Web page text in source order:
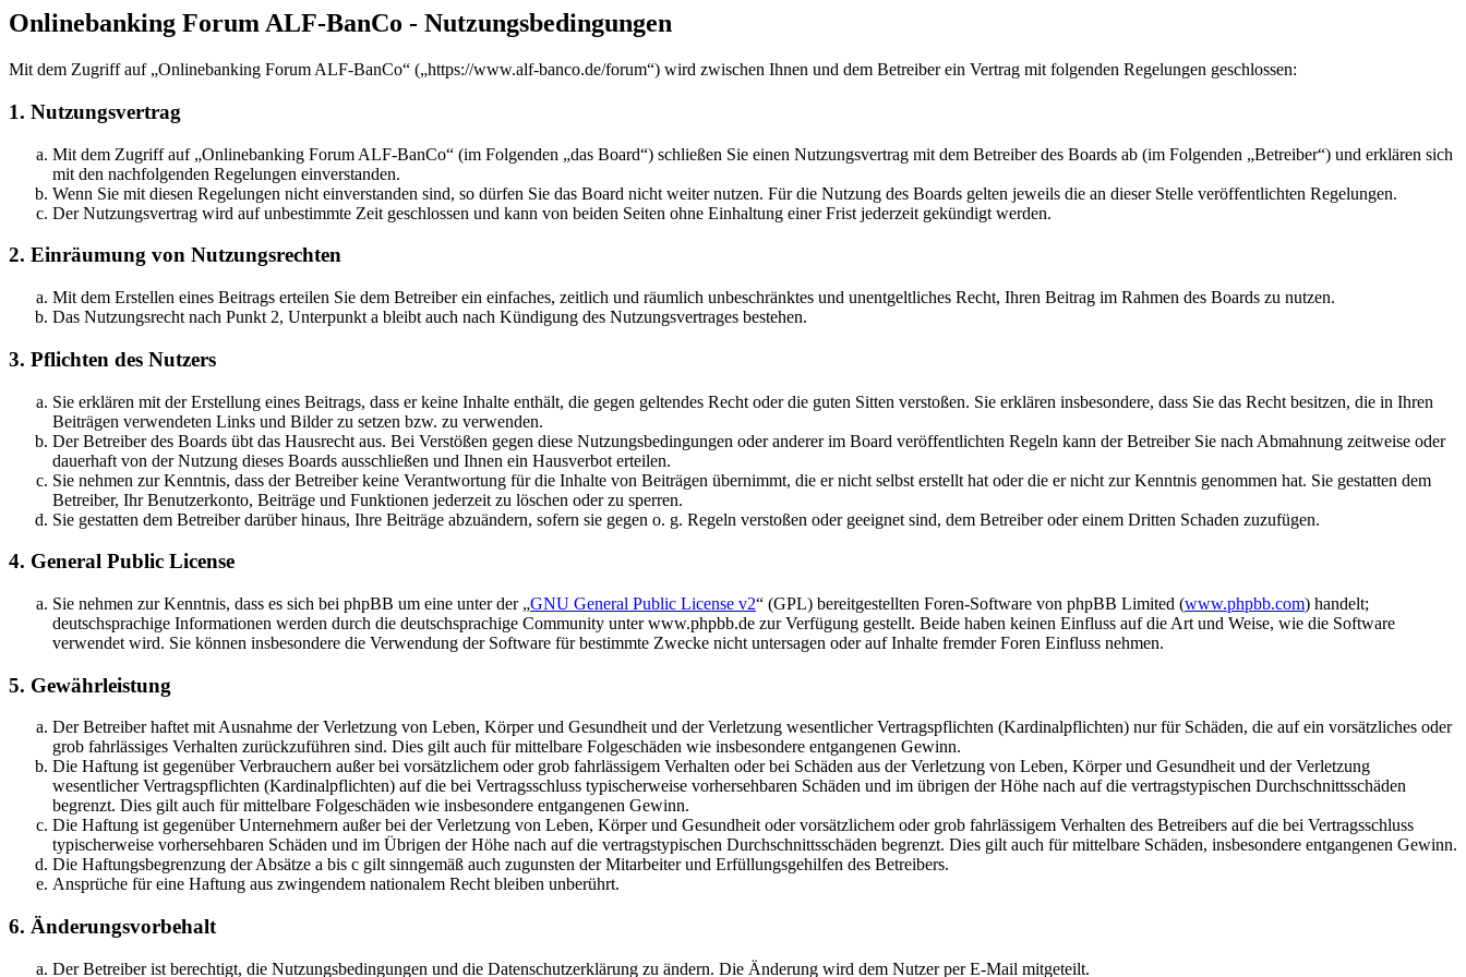
Onlinebanking Forum ALF-BanCo - Nutzungsbedingungen
Mit dem Zugriff auf „Onlinebanking Forum ALF-BanCo“ („https://www.alf-banco.de/forum“) wird zwischen Ihnen und dem Betreiber ein Vertrag mit folgenden Regelungen geschlossen:
1. Nutzungsvertrag
Mit dem Zugriff auf „Onlinebanking Forum ALF-BanCo“ (im Folgenden „das Board“) schließen Sie einen Nutzungsvertrag mit dem Betreiber des Boards ab (im Folgenden „Betreiber“) und erklären sich
mit den nachfolgenden Regelungen einverstanden.
Wenn Sie mit diesen Regelungen nicht einverstanden sind, so dürfen Sie das Board nicht weiter nutzen. Für die Nutzung des Boards gelten jeweils die an dieser Stelle veröffentlichten Regelungen.
Der Nutzungsvertrag wird auf unbestimmte Zeit geschlossen und kann von beiden Seiten ohne Einhaltung einer Frist jederzeit gekündigt werden.
2. Einräumung von Nutzungsrechten
Mit dem Erstellen eines Beitrags erteilen Sie dem Betreiber ein einfaches, zeitlich und räumlich unbeschränktes und unentgeltliches Recht, Ihren Beitrag im Rahmen des Boards zu nutzen.
Das Nutzungsrecht nach Punkt 2, Unterpunkt a bleibt auch nach Kündigung des Nutzungsvertrages bestehen.
3. Pflichten des Nutzers
Sie erklären mit der Erstellung eines Beitrags, dass er keine Inhalte enthält, die gegen geltendes Recht oder die guten Sitten verstoßen. Sie erklären insbesondere, dass Sie das Recht besitzen, die in Ihren
Beiträgen verwendeten Links und Bilder zu setzen bzw. zu verwenden.
Der Betreiber des Boards übt das Hausrecht aus. Bei Verstößen gegen diese Nutzungsbedingungen oder anderer im Board veröffentlichten Regeln kann der Betreiber Sie nach Abmahnung zeitweise oder
dauerhaft von der Nutzung dieses Boards ausschließen und Ihnen ein Hausverbot erteilen.
Sie nehmen zur Kenntnis, dass der Betreiber keine Verantwortung für die Inhalte von Beiträgen übernimmt, die er nicht selbst erstellt hat oder die er nicht zur Kenntnis genommen hat. Sie gestatten dem
Betreiber, Ihr Benutzerkonto, Beiträge und Funktionen jederzeit zu löschen oder zu sperren.
Sie gestatten dem Betreiber darüber hinaus, Ihre Beiträge abzuändern, sofern sie gegen o. g. Regeln verstoßen oder geeignet sind, dem Betreiber oder einem Dritten Schaden zuzufügen.
4. General Public License
Sie nehmen zur Kenntnis, dass es sich bei phpBB um eine unter der „GNU General Public License v2“ (GPL) bereitgestellten Foren-Software von phpBB Limited (www.phpbb.com) handelt;
deutschsprachige Informationen werden durch die deutschsprachige Community unter www.phpbb.de zur Verfügung gestellt. Beide haben keinen Einfluss auf die Art und Weise, wie die Software
verwendet wird. Sie können insbesondere die Verwendung der Software für bestimmte Zwecke nicht untersagen oder auf Inhalte fremder Foren Einfluss nehmen.
5. Gewährleistung
Der Betreiber haftet mit Ausnahme der Verletzung von Leben, Körper und Gesundheit und der Verletzung wesentlicher Vertragspflichten (Kardinalpflichten) nur für Schäden, die auf ein vorsätzliches oder
grob fahrlässiges Verhalten zurückzuführen sind. Dies gilt auch für mittelbare Folgeschäden wie insbesondere entgangenen Gewinn.
Die Haftung ist gegenüber Verbrauchern außer bei vorsätzlichem oder grob fahrlässigem Verhalten oder bei Schäden aus der Verletzung von Leben, Körper und Gesundheit und der Verletzung
wesentlicher Vertragspflichten (Kardinalpflichten) auf die bei Vertragsschluss typischerweise vorhersehbaren Schäden und im übrigen der Höhe nach auf die vertragstypischen Durchschnittsschäden
begrenzt. Dies gilt auch für mittelbare Folgeschäden wie insbesondere entgangenen Gewinn.
Die Haftung ist gegenüber Unternehmern außer bei der Verletzung von Leben, Körper und Gesundheit oder vorsätzlichem oder grob fahrlässigem Verhalten des Betreibers auf die bei Vertragsschluss
typischerweise vorhersehbaren Schäden und im Übrigen der Höhe nach auf die vertragstypischen Durchschnittsschäden begrenzt. Dies gilt auch für mittelbare Schäden, insbesondere entgangenen Gewinn.
Die Haftungsbegrenzung der Absätze a bis c gilt sinngemäß auch zugunsten der Mitarbeiter und Erfüllungsgehilfen des Betreibers.
Ansprüche für eine Haftung aus zwingendem nationalem Recht bleiben unberührt.
6. Änderungsvorbehalt
Der Betreiber ist berechtigt, die Nutzungsbedingungen und die Datenschutzerklärung zu ändern. Die Änderung wird dem Nutzer per E-Mail mitgeteilt.